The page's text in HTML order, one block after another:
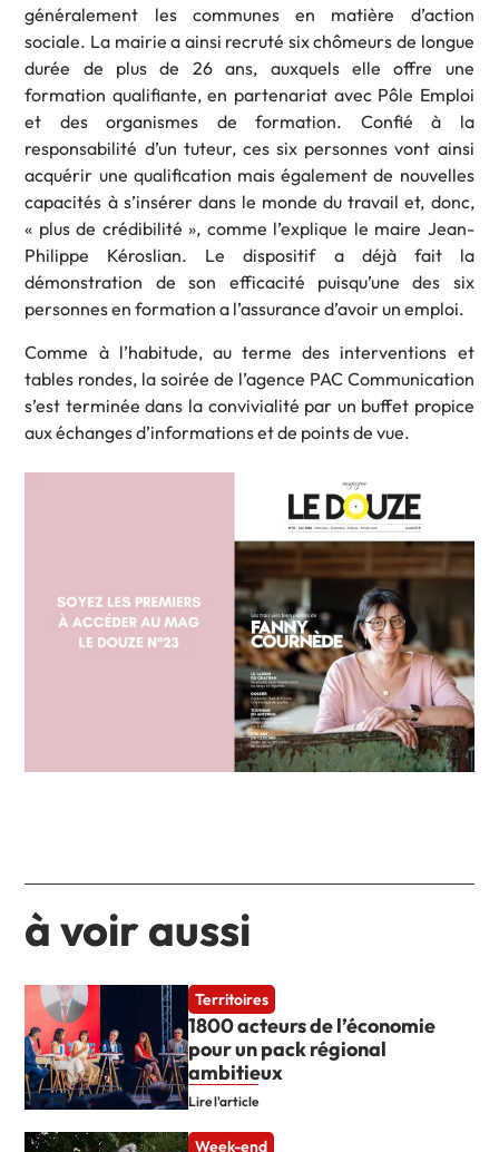
généralement les communes en matière d’action
sociale. La mairie a ainsi recruté six chômeurs de longue
durée de plus de 26 ans, auxquels elle offre une
formation qualifiante, en partenariat avec Pôle Emploi
et des organismes de formation. Confié à la
responsabilité d’un tuteur, ces six personnes vont ainsi
acquérir une qualification mais également de nouvelles
capacités à s’insérer dans le monde du travail et, donc,
« plus de crédibilité », comme l’explique le maire Jean-
Philippe Kéroslian. Le dispositif a déjà fait la
démonstration de son efficacité puisqu’une des six
personnes en formation a l’assurance d’avoir un emploi.
Comme à l’habitude, au terme des interventions et
tables rondes, la soirée de l’agence PAC Communication
s’est terminée dans la convivialité par un buffet propice
aux échanges d’informations et de points de vue.
à voir aussi
Territoires
1800 acteurs de l’économie
pour un pack régional
ambitieux
Lire l'article
Week-end